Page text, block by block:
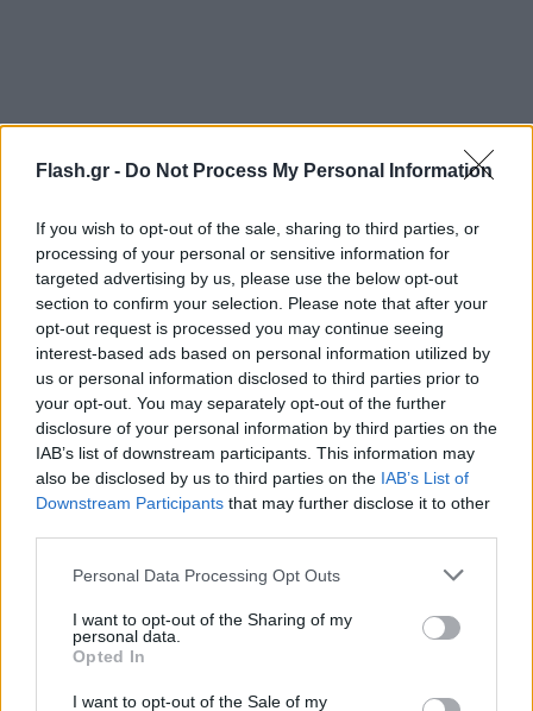
Flash.gr - Do Not Process My Personal Information
If you wish to opt-out of the sale, sharing to third parties, or
processing of your personal or sensitive information for
targeted advertising by us, please use the below opt-out
section to confirm your selection. Please note that after your
opt-out request is processed you may continue seeing
interest-based ads based on personal information utilized by
us or personal information disclosed to third parties prior to
your opt-out. You may separately opt-out of the further
disclosure of your personal information by third parties on the
IAB’s list of downstream participants. This information may
also be disclosed by us to third parties on the IAB’s List of
Downstream Participants that may further disclose it to other
Please note that this website/app uses one or more Google
not limited to your visit or usage behaviour. You may click to
grant or deny consent to Google and its third-party tags to
use your data for below specified purposes in below Google
consent section.
Personal Data Processing Opt Outs
I want to opt-out of the Sharing of my
personal data.
Opted In
I want to opt-out of the Sale of my
FLASH FOCUS